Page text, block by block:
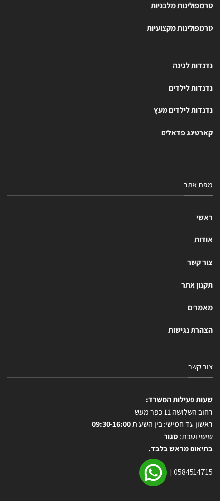
טרמפולינות מלבניות
טרמפולינות מקצועיות
נדנדות לגינה
נדנדות לילדים
נדנדות לילדים מעץ
קארטינג פדאלים
מפת אתר
ראשי
אודות
צור קשר
תקנון אתר
מאמרים
הצהרת נגישות
צור קשר
שעות פעילות המשרד:
רחוב השלושה 11 כפר מעש
ראשון עד חמישי: בין השעות09:30-16:00
שישי ושבת: סגור
בתיאום מראש בלבד.
0584514715
|